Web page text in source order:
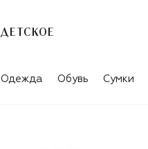
ДЕТСКОЕ
Одежда Обувь Сумки